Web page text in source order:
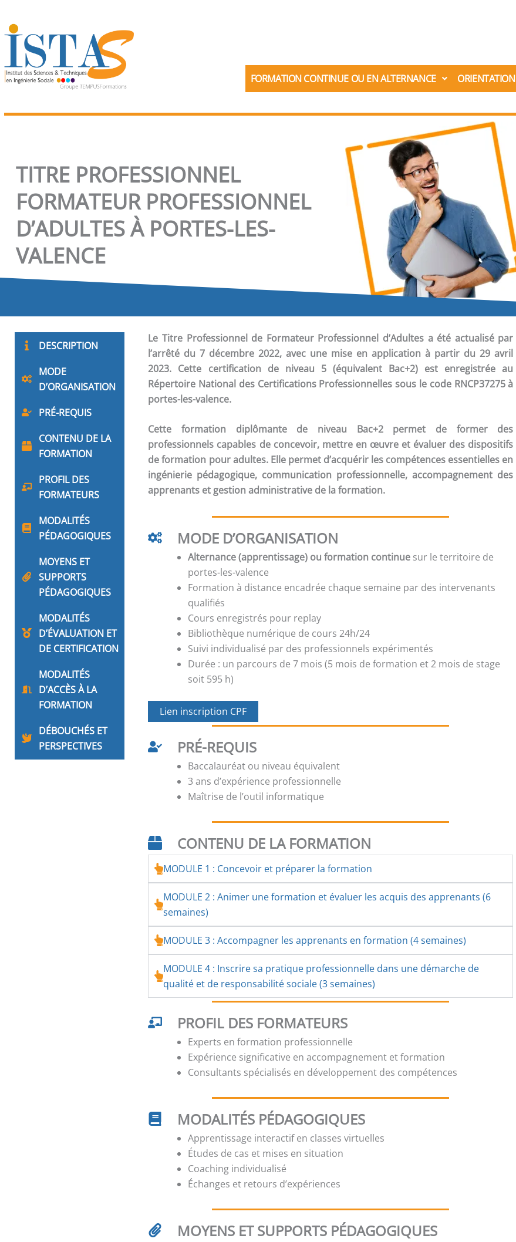
au
contenu
FORMATION CONTINUE OU EN ALTERNANCE ORIENTATION
TITRE PROFESSIONNEL
FORMATEUR PROFESSIONNEL
D’ADULTES À PORTES-LES-
VALENCE
DESCRIPTION
MODE
D’ORGANISATION
PRÉ-REQUIS
CONTENU DE LA
FORMATION
PROFIL DES
FORMATEURS
MODALITÉS
PÉDAGOGIQUES
MOYENS ET
SUPPORTS
PÉDAGOGIQUES
MODALITÉS
D’ÉVALUATION ET
DE CERTIFICATION
MODALITÉS
D’ACCÈS À LA
FORMATION
DÉBOUCHÉS ET
PERSPECTIVES
Le Titre Professionnel de Formateur Professionnel d’Adultes a été actualisé par
l’arrêté du 7 décembre 2022, avec une mise en application à partir du 29 avril
2023. Cette certification de niveau 5 (équivalent Bac+2) est enregistrée au
Répertoire National des Certifications Professionnelles sous le code RNCP37275 à
portes-les-valence.
Cette formation diplômante de niveau Bac+2 permet de former des
professionnels capables de concevoir, mettre en œuvre et évaluer des dispositifs
de formation pour adultes. Elle permet d’acquérir les compétences essentielles en
ingénierie pédagogique, communication professionnelle, accompagnement des
apprenants et gestion administrative de la formation.
MODE D’ORGANISATION
Alternance (apprentissage) ou formation continue sur le territoire de
portes-les-valence
Formation à distance encadrée chaque semaine par des intervenants
qualifiés
Cours enregistrés pour replay
Bibliothèque numérique de cours 24h/24
Suivi individualisé par des professionnels expérimentés
Durée : un parcours de 7 mois (5 mois de formation et 2 mois de stage
soit 595 h)
Lien inscription CPF
PRÉ-REQUIS
Baccalauréat ou niveau équivalent
3 ans d’expérience professionnelle
Maîtrise de l’outil informatique
CONTENU DE LA FORMATION
MODULE 1 : Concevoir et préparer la formation
MODULE 2 : Animer une formation et évaluer les acquis des apprenants (6
semaines)
MODULE 3 : Accompagner les apprenants en formation (4 semaines)
MODULE 4 : Inscrire sa pratique professionnelle dans une démarche de
qualité et de responsabilité sociale (3 semaines)
PROFIL DES FORMATEURS
Experts en formation professionnelle
Expérience significative en accompagnement et formation
Consultants spécialisés en développement des compétences
MODALITÉS PÉDAGOGIQUES
Apprentissage interactif en classes virtuelles
Études de cas et mises en situation
Coaching individualisé
Échanges et retours d’expériences
MOYENS ET SUPPORTS PÉDAGOGIQUES